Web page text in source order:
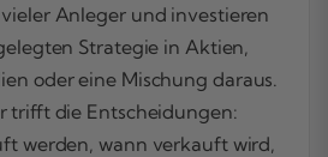
Anleger und investieren
Strategie in Aktien,
oder eine Mischung daraus.
trifft die Entscheidungen:
werden, wann verkauft wird,